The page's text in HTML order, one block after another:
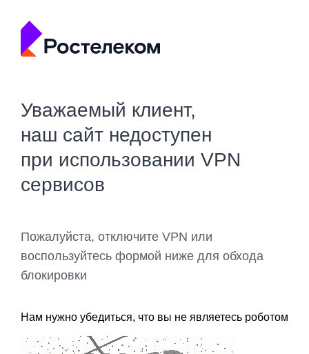
Уважаемый клиент,
наш сайт недоступен
при использовании VPN
сервисов
Пожалуйста, отключите VPN или
воспользуйтесь формой ниже для обхода
блокировки
Нам нужно убедиться, что вы не являетесь роботом